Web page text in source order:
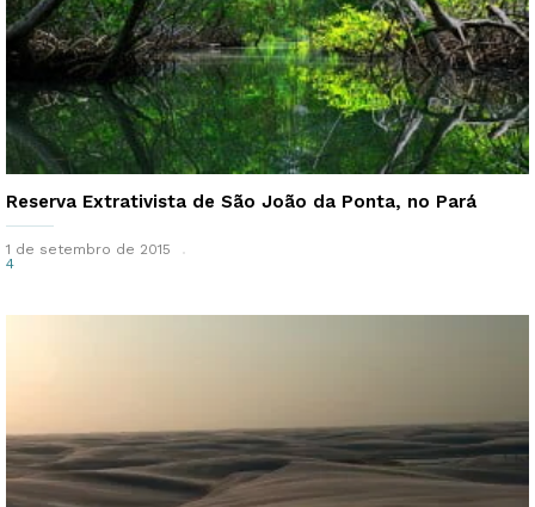
Reserva Extrativista de São João da Ponta, no Pará
1 de setembro de 2015
4